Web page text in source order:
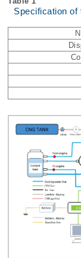
Specification of